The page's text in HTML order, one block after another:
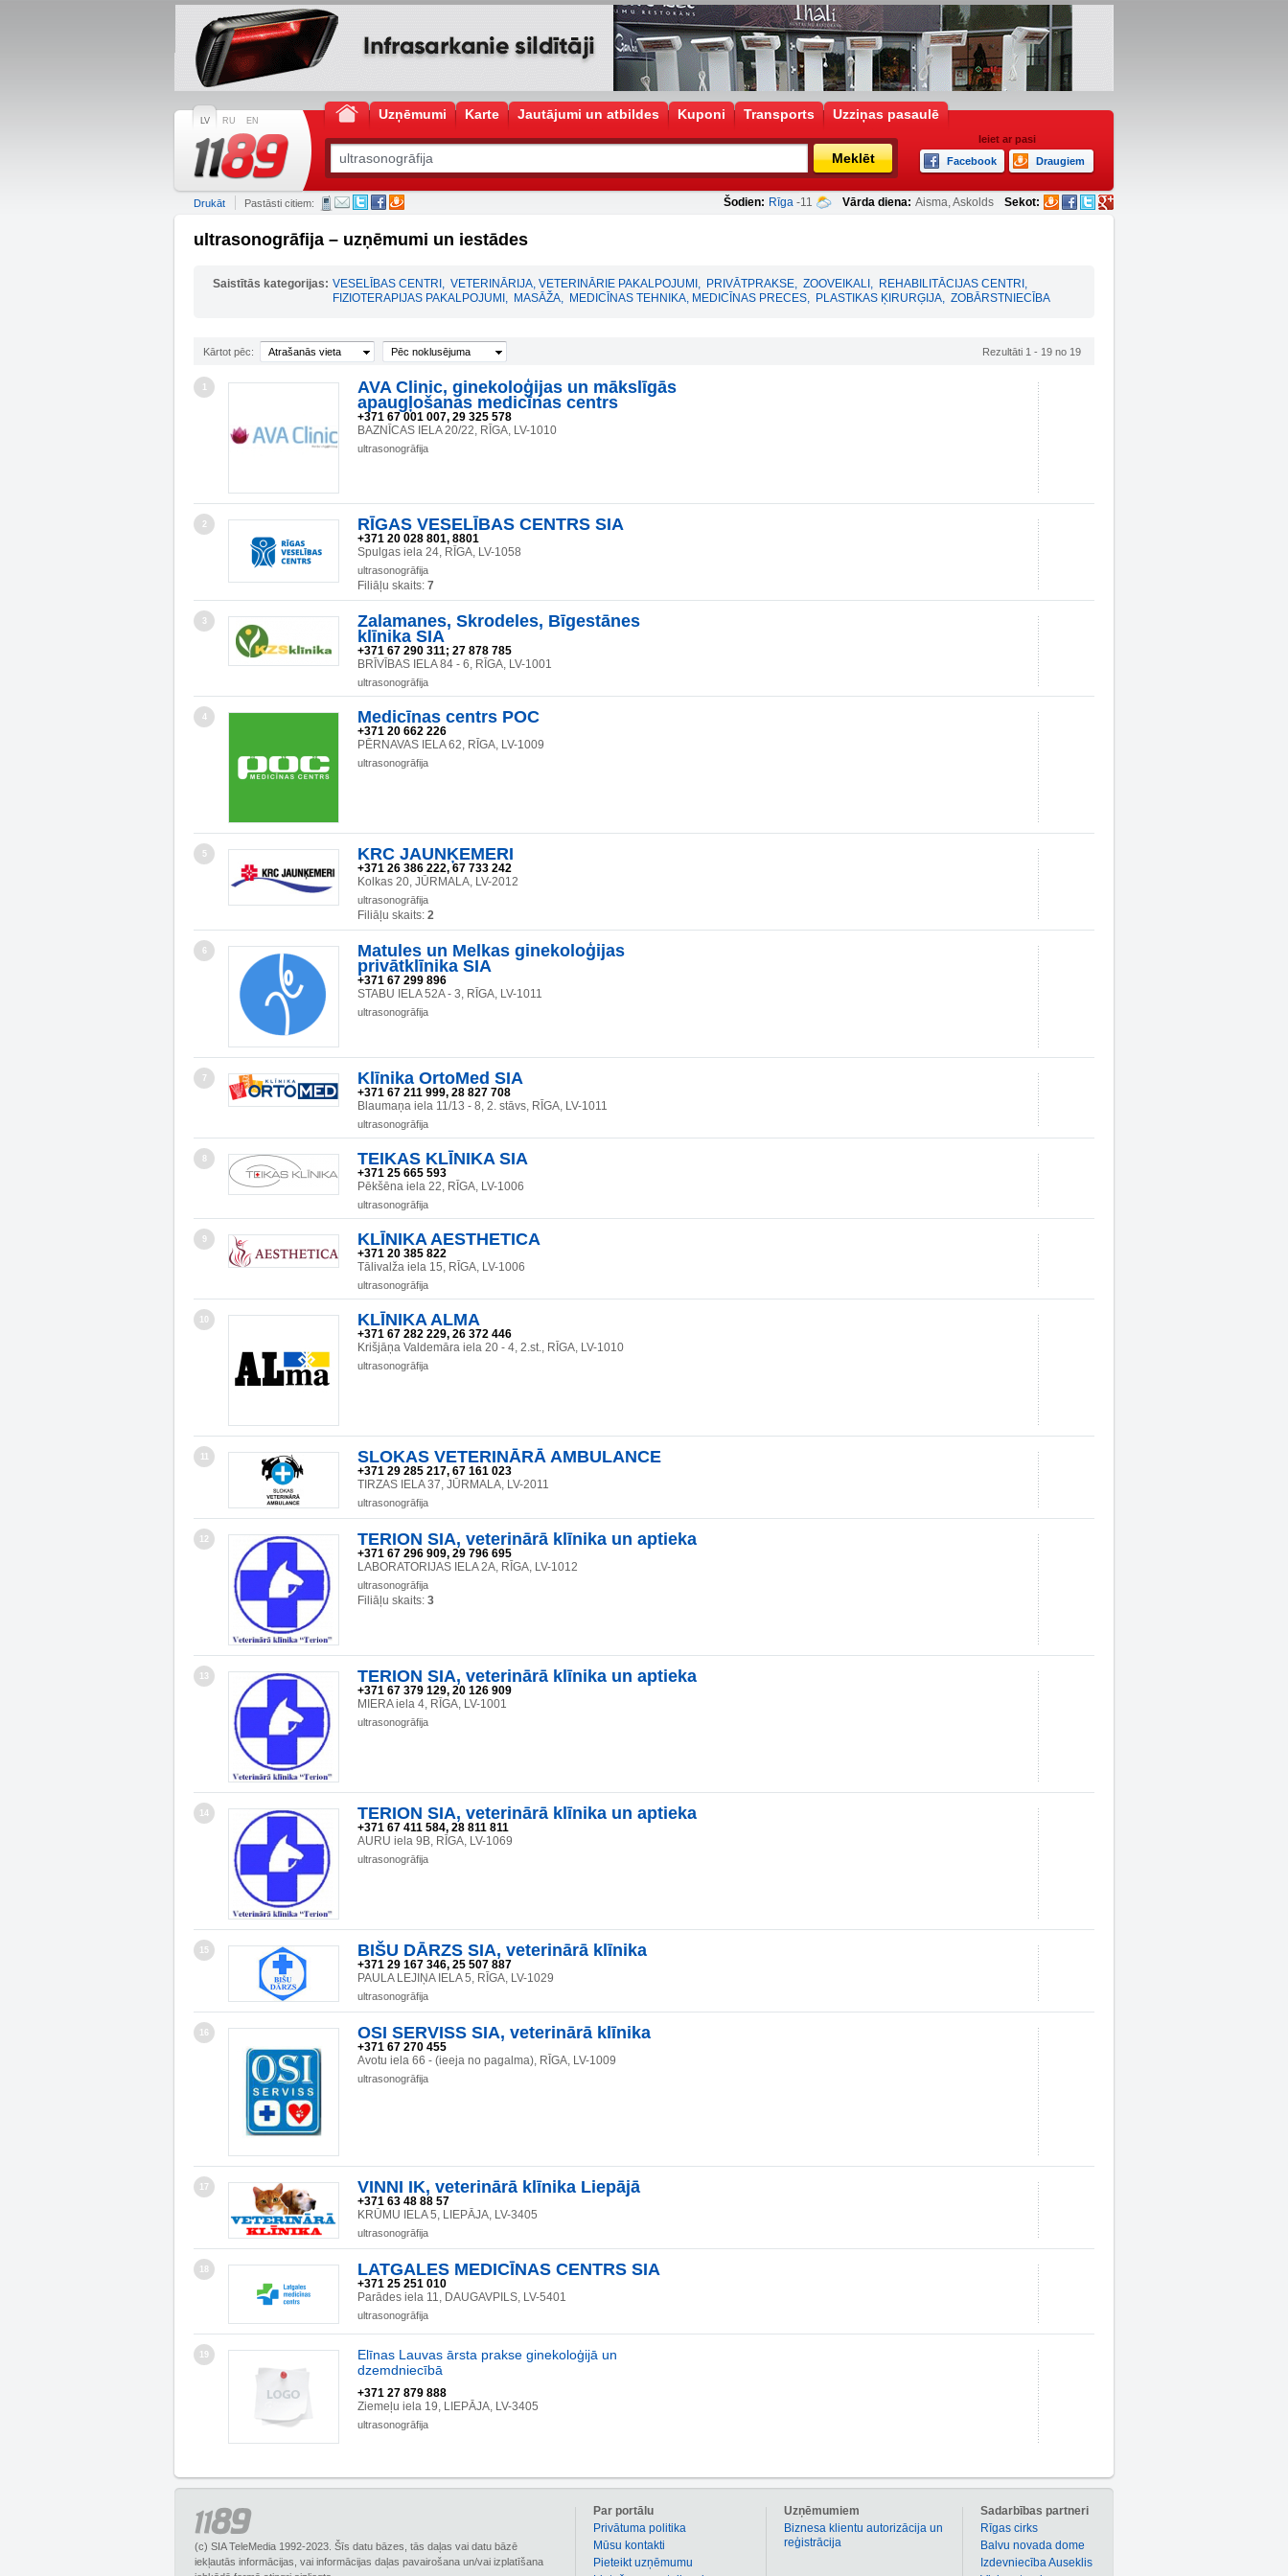
LV RU EN Uzņēmumi Karte Jautājumi un atbildes Kuponi Transports Uzziņas pasaulē
Meklēt
Ieiet ar pasi
Facebook
Draugiem
Šodien: Rīga -11 Vārda diena: Aisma, Askolds Sekot:
Drukāt Pastāsti citiem:
ultrasonogrāfija – uzņēmumi un iestādes
Saistītās kategorijas: VESELĪBAS CENTRI , VETERINĀRIJA, VETERINĀRIE PAKALPOJUMI , PRIVĀTPRAKSE, ZOOVEIKALI , REHABILITĀCIJAS CENTRI ,
FIZIOTERAPIJAS PAKALPOJUMI , MASĀŽA, MEDICĪNAS TEHNIKA, MEDICĪNAS PRECES, PLASTIKAS ĶIRURĢIJA, ZOBĀRSTNIECĪBA
Kārtot pēc: Atrašanās vieta Pēc noklusējuma Rezultāti 1 - 19 no 19
1
AVA Clinic, ginekoloģijas un mākslīgās
apaugļošanas medicīnas centrs
+371 67 001 007, 29 325 578
BAZNĪCAS IELA 20/22, RĪGA, LV-1010
ultrasonogrāfija
2 RĪGAS VESELĪBAS CENTRS SIA
+371 20 028 801, 8801
Spulgas iela 24, RĪGA, LV-1058
ultrasonogrāfija
Filiāļu skaits: 7
3
Zalamanes, Skrodeles, Bīgestānes
klīnika SIA
+371 67 290 311; 27 878 785
BRĪVĪBAS IELA 84 - 6, RĪGA, LV-1001
ultrasonogrāfija
4 Medicīnas centrs POC
+371 20 662 226
PĒRNAVAS IELA 62, RĪGA, LV-1009
ultrasonogrāfija
5 KRC JAUNĶEMERI
+371 26 386 222, 67 733 242
Kolkas 20, JŪRMALA, LV-2012
ultrasonogrāfija
Filiāļu skaits: 2
6
Matules un Melkas ginekoloģijas
privātklīnika SIA
+371 67 299 896
STABU IELA 52A - 3, RĪGA, LV-1011
ultrasonogrāfija
7 Klīnika OrtoMed SIA
+371 67 211 999, 28 827 708
Blaumaņa iela 11/13 - 8, 2. stāvs, RĪGA, LV-1011
ultrasonogrāfija
8 TEIKAS KLĪNIKA SIA
+371 25 665 593
Pēkšēna iela 22, RĪGA, LV-1006
ultrasonogrāfija
9 KLĪNIKA AESTHETICA
+371 20 385 822
Tālivalža iela 15, RĪGA, LV-1006
ultrasonogrāfija
10 KLĪNIKA ALMA
+371 67 282 229, 26 372 446
Krišjāņa Valdemāra iela 20 - 4, 2.st., RĪGA, LV-1010
ultrasonogrāfija
11 SLOKAS VETERINĀRĀ AMBULANCE
+371 29 285 217, 67 161 023
TIRZAS IELA 37, JŪRMALA, LV-2011
ultrasonogrāfija
12 TERION SIA, veterinārā klīnika un aptieka
+371 67 296 909, 29 796 695
LABORATORIJAS IELA 2A, RĪGA, LV-1012
ultrasonogrāfija
Filiāļu skaits: 3
13 TERION SIA, veterinārā klīnika un aptieka
+371 67 379 129, 20 126 909
MIERA iela 4, RĪGA, LV-1001
ultrasonogrāfija
14 TERION SIA, veterinārā klīnika un aptieka
+371 67 411 584, 28 811 811
AURU iela 9B, RĪGA, LV-1069
ultrasonogrāfija
15 BIŠU DĀRZS SIA, veterinārā klīnika
+371 29 167 346, 25 507 887
PAULA LEJIŅA IELA 5, RĪGA, LV-1029
ultrasonogrāfija
16 OSI SERVISS SIA, veterinārā klīnika
+371 67 270 455
Avotu iela 66 - (ieeja no pagalma), RĪGA, LV-1009
ultrasonogrāfija
17 VINNI IK, veterinārā klīnika Liepājā
+371 63 48 88 57
KRŪMU IELA 5, LIEPĀJA, LV-3405
ultrasonogrāfija
18 LATGALES MEDICĪNAS CENTRS SIA
+371 25 251 010
Parādes iela 11, DAUGAVPILS, LV-5401
ultrasonogrāfija
19
Elīnas Lauvas ārsta prakse ginekoloģijā un
dzemdniecībā
+371 27 879 888
Ziemeļu iela 19, LIEPĀJA, LV-3405
ultrasonogrāfija
(c) SIA TeleMedia 1992-2023. Šīs datu bāzes, tās daļas vai datu bāzē
iekļautās informācijas, vai informācijas daļas pavairošana un/vai izplatīšana
Sadarbības partneri
Rīgas cirks
Balvu novada dome
Izdevniecība Auseklis
Uzņēmumiem
Biznesa klientu autorizācija un
reģistrācija
Par portālu
Privātuma politika
Mūsu kontakti
Pieteikt uzņēmumu